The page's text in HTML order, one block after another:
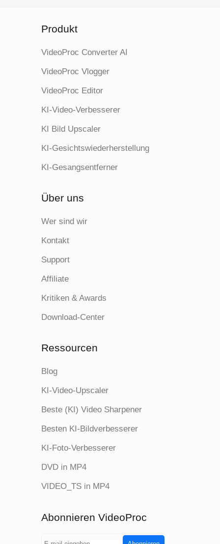
Produkt
VideoProc Converter AI
VideoProc Vlogger
VideoProc Editor
KI-Video-Verbesserer
KI Bild Upscaler
KI-Gesichtswiederherstellung
KI-Gesangsentferner
Über uns
Wer sind wir
Kontakt
Support
Affiliate
Kritiken & Awards
Download-Center
Ressourcen
Blog
KI-Video-Upscaler
Beste (KI) Video Sharpener
Besten KI-Bildverbesserer
KI-Foto-Verbesserer
DVD in MP4
VIDEO_TS in MP4
Abonnieren VideoProc